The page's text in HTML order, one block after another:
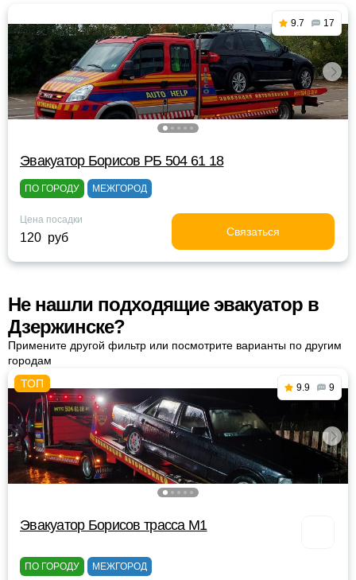
9.7 17
Эвакуатор Борисов РБ 504 61 18
ПО ГОРОДУ МЕЖГОРОД
Цена посадки
120 руб Связаться
Не нашли подходящие эвакуатор в
Дзержинске?
Примените другой фильтр или посмотрите варианты по другим
городам
9.9 9
Эвакуатор Борисов трасса М1
ПО ГОРОДУ МЕЖГОРОД